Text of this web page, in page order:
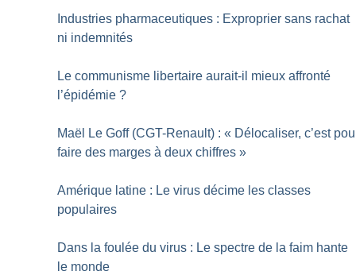
Industries pharmaceutiques : Exproprier sans rachat
ni indemnités
Le communisme libertaire aurait-il mieux affronté
l’épidémie ?
Maël Le Goff (CGT-Renault) : « Délocaliser, c’est
faire des marges à deux chiffres »
Amérique latine : Le virus décime les classes
populaires
Dans la foulée du virus : Le spectre de la faim hante
le monde